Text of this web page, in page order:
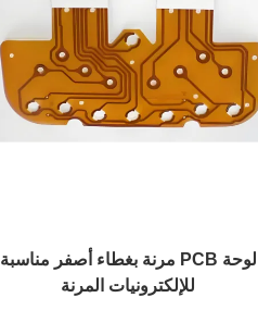
لوحة PCB مرنة بغطاء أصفر مناسبة
للإلكترونيات المرنة